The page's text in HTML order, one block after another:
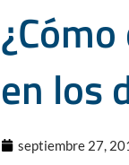
en los
septiembre 27,